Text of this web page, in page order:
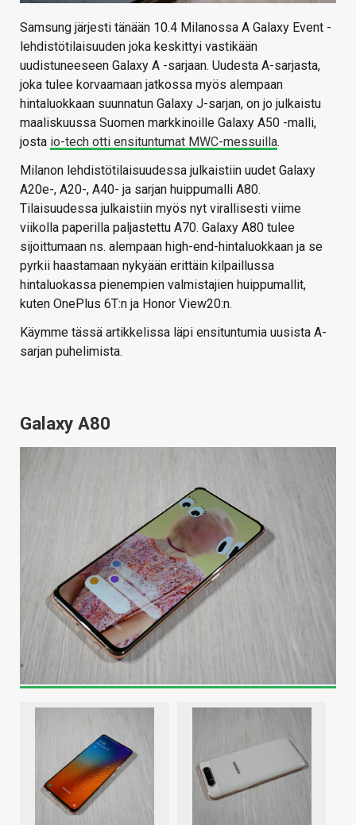
Samsung järjesti tänään 10.4 Milanossa A Galaxy Event -
lehdistötilaisuuden joka keskittyi vastikään
uudistuneeseen Galaxy A -sarjaan. Uudesta A-sarjasta,
joka tulee korvaamaan jatkossa myös alempaan
hintaluokkaan suunnatun Galaxy J-sarjan, on jo julkaistu
maaliskuussa Suomen markkinoille Galaxy A50 -malli,
josta io-tech otti ensituntumat MWC-messuilla.
Milanon lehdistötilaisuudessa julkaistiin uudet Galaxy
A20e-, A20-, A40- ja sarjan huippumalli A80.
Tilaisuudessa julkaistiin myös nyt virallisesti viime
viikolla paperilla paljastettu A70. Galaxy A80 tulee
sijoittumaan ns. alempaan high-end-hintaluokkaan ja se
pyrkii haastamaan nykyään erittäin kilpaillussa
hintaluokassa pienempien valmistajien huippumallit,
kuten OnePlus 6T:n ja Honor View20:n.
Käymme tässä artikkelissa läpi ensituntumia uusista A-
sarjan puhelimista.
Galaxy A80